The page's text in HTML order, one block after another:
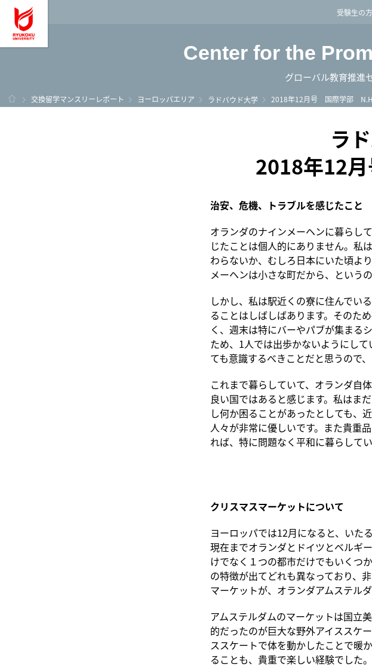
龍谷大学 You, Unlimited受験生の方
Center for the
グローバル教育推進
ホーム
交換留学マンスリーレポート ヨーロッパエリア ラドバウド大学 2018年12月号 国際学部 N.H
ラ
2018年12
治安、危機、トラブルを感じたこと
オランダのナインメーヘンに暮らし
じたことは個人的にありません。私
わらないか、むしろ日本にいた頃よ
メーヘンは小さな町だから、という
しかし、私は駅近くの寮に住んでい
ることはしばしばあります。そのた
く、週末は特にバーやパブが集まる
ため、1人では出歩かないようにし
ても意識するべきことだと思うので
これまで暮らしていて、オランダ自
良い国ではあると感じます。私はま
し何か困ることがあったとしても、
人々が非常に優しいです。また貴重
れば、特に問題なく平和に暮らして
クリスマスマーケットについて
ヨーロッパでは12月になると、いた
現在までオランダとドイツとベルギ
けでなく１つの都市だけでもいくつ
の特徴が出てどれも異なっており、
マーケットが、オランダアムステル
アムステルダムのマーケットは国立
的だったのが巨大な野外アイススケ
ススケートで体を動かしたことで暖
ることも、貴重で楽しい経験でした。